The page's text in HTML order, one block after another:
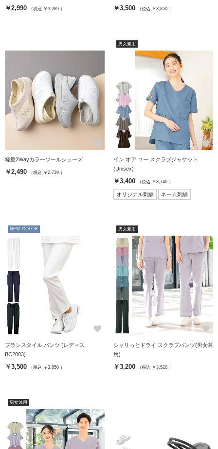
￥2,990 （税込 ￥3,289 ） ￥3,500 （税込 ￥3,850 ）
favorite
軽量2Wayカラーソールシューズ
￥2,490 （税込 ￥2,739 ）
男女兼用
favorite
イン オア ユー スクラブジャケット
(Unisex)
￥3,400 （税込 ￥3,740 ）
オリジナル刺繍 ネーム刺繍
NEW COLOR
favorite
ブランスタイル パンツ (レディス
BC2003)
￥3,500 （税込 ￥3,850 ）
男女兼用
favorite
シャリっとドライ スクラブパンツ(男女兼
用)
￥3,200 （税込 ￥3,520 ）
男女兼用